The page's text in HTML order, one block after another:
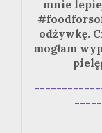
mnie
odżywkę.
mogłam